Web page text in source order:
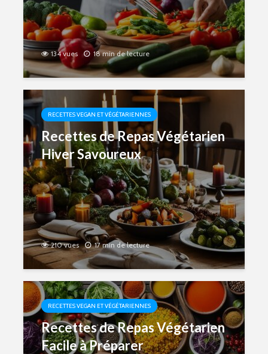
134 vues 18 min de lecture
RECETTES VEGAN ET VÉGÉTARIENNES
Recettes de Repas Végétarien
Hiver Savoureux
210 vues 17 min de lecture
RECETTES VEGAN ET VÉGÉTARIENNES
Recettes de Repas Végétarien
Facile à Préparer